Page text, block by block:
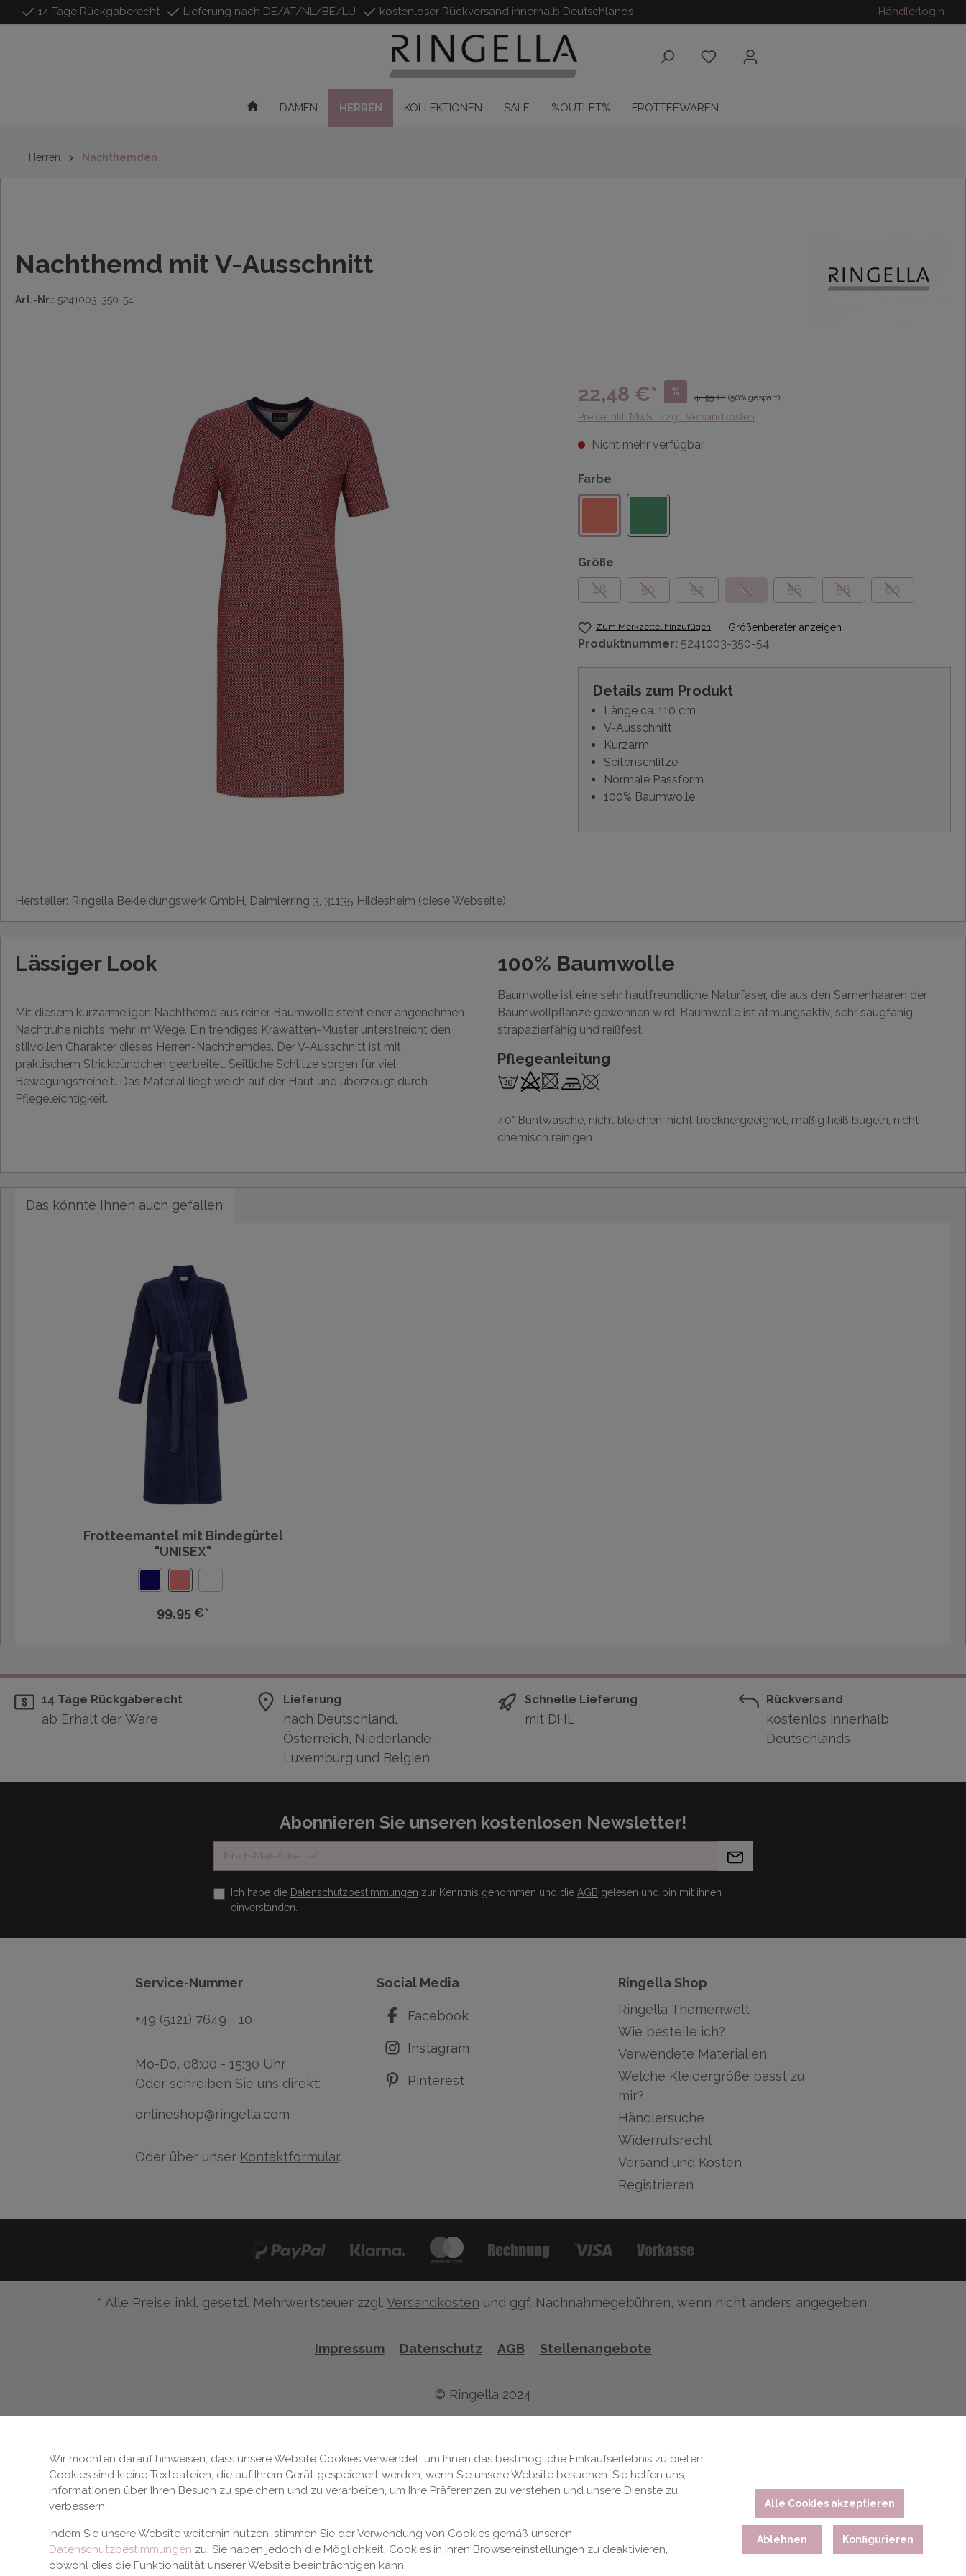
springen
14 Tage Rückgaberecht Lieferung nach DE/AT/NL/BE/LU kostenloser Rückversand innerhalb Deutschlands Händlerlogin
DAMEN HERREN KOLLEKTIONEN SALE %OUTLET% FROTTEEWAREN
Herren Nachthemden
Nachthemd mit V-Ausschnitt
Art.-Nr.: 5241003-350-54
22,48 €* %
44,95 €* (50% gespart)
Preise inkl. MwSt. zzgl. Versandkosten
Nicht mehr verfügbar
Farbe
Größe
48
50 52 54 56 58 60
Zum Merkzettel hinzufügen Größenberater anzeigen
Produktnummer: 5241003-350-54
Details zum Produkt
Länge ca. 110 cm
V-Ausschnitt
Kurzarm
Seitenschlitze
Normale Passform
100% Baumwolle
Hersteller: Ringella Bekleidungswerk GmbH, Daimlerring 3, 31135 Hildesheim (diese Webseite)
Lässiger Look
Mit diesem kurzärmeligen Nachthemd aus reiner Baumwolle steht einer angenehmen
Nachtruhe nichts mehr im Wege. Ein trendiges Krawatten-Muster unterstreicht den
stilvollen Charakter dieses Herren-Nachthemdes. Der V-Ausschnitt ist mit
praktischem Strickbündchen gearbeitet. Seitliche Schlitze sorgen für viel
Bewegungsfreiheit. Das Material liegt weich auf der Haut und überzeugt durch
Pflegeleichtigkeit.
100% Baumwolle
Baumwolle ist eine sehr hautfreundliche Naturfaser, die aus den Samenhaaren der
Baumwollpflanze gewonnen wird. Baumwolle ist atmungsaktiv, sehr saugfähig,
strapazierfähig und reißfest.
Pflegeanleitung
40° Buntwäsche, nicht bleichen, nicht trocknergeeignet, mäßig heiß bügeln, nicht
chemisch reinigen
Das könnte Ihnen auch gefallen
Frotteemantel mit Bindegürtel
"UNISEX"
99,95 €*
14 Tage Rückgaberecht
ab Erhalt der Ware
Lieferung
nach Deutschland,
Österreich, Niederlande,
Luxemburg und Belgien
Schnelle Lieferung
mit DHL
Rückversand
kostenlos innerhalb
Deutschlands
Abonnieren Sie unseren kostenlosen Newsletter!
Ich habe die Datenschutzbestimmungen zur Kenntnis genommen und die AGB gelesen und bin mit ihnen
einverstanden.
Service-Nummer
+49 (5121) 7649 - 10
Mo-Do, 08:00 - 15:30 Uhr
Oder schreiben Sie uns direkt:
onlineshop@ringella.com
Oder über unser Kontaktformular.
Social Media
Facebook
Instagram
Pinterest
Ringella Shop
Ringella Themenwelt
Wie bestelle ich?
Verwendete Materialien
Welche Kleidergröße passt zu
mir?
Händlersuche
Widerrufsrecht
Versand und Kosten
Registrieren
* Alle Preise inkl. gesetzl. Mehrwertsteuer zzgl. Versandkosten und ggf. Nachnahmegebühren, wenn nicht anders angegeben.
Impressum Datenschutz AGB Stellenangebote
© Ringella 2024
Wir möchten darauf hinweisen, dass unsere Website Cookies verwendet, um Ihnen das bestmögliche Einkaufserlebnis zu bieten.
Cookies sind kleine Textdateien, die auf Ihrem Gerät gespeichert werden, wenn Sie unsere Website besuchen. Sie helfen uns,
Informationen über Ihren Besuch zu speichern und zu verarbeiten, um Ihre Präferenzen zu verstehen und unsere Dienste zu
verbessern.
Indem Sie unsere Website weiterhin nutzen, stimmen Sie der Verwendung von Cookies gemäß unseren
Datenschutzbestimmungen zu. Sie haben jedoch die Möglichkeit, Cookies in Ihren Browsereinstellungen zu deaktivieren,
obwohl dies die Funktionalität unserer Website beeinträchtigen kann.
Alle Cookies akzeptieren
Ablehnen Konfigurieren